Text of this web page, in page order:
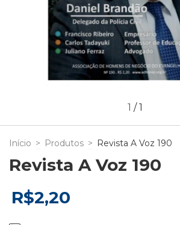
1 /1
Início > Produtos > Revista A Voz 190
Revista A Voz 190
R$2,20